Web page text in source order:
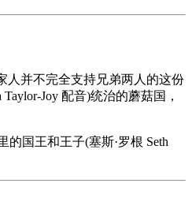
人并不完全支持兄弟两人的这份
Joy 配音)统治的蘑菇国，
国王和王子(塞斯·罗根 Seth